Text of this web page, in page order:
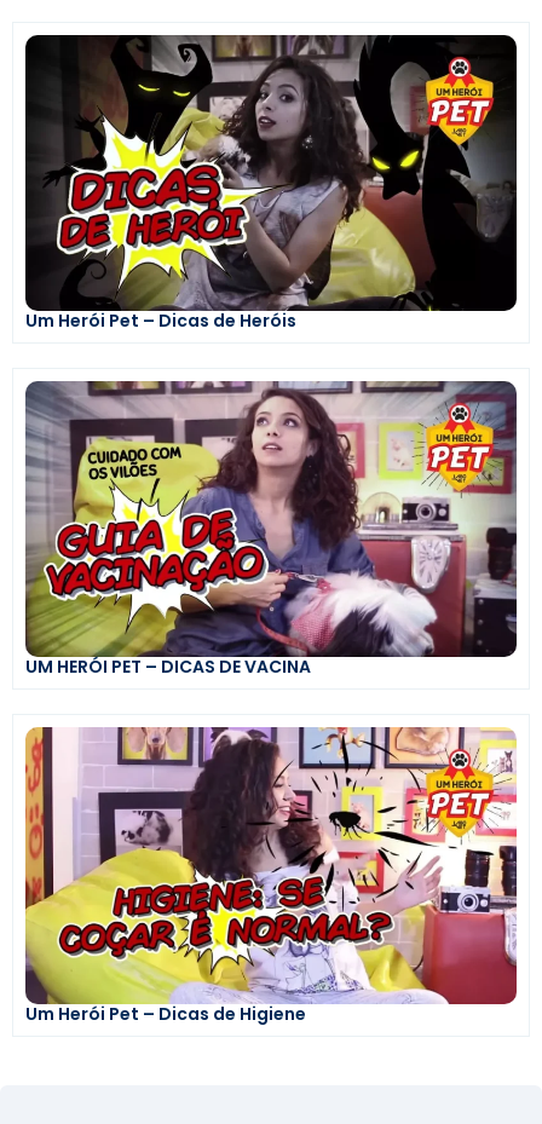
Um Herói Pet – Dicas de Heróis
UM HERÓI PET – DICAS DE VACINA
Um Herói Pet – Dicas de Higiene